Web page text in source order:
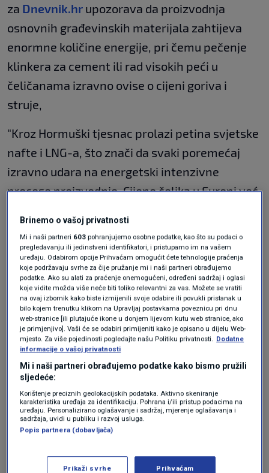
za Dnevnik.hr upozorava da proizvodnja
osnovnih građevinskih materijala zahtijeva
enormne količine energije, pri čemu pečenje
klinkera za cement ili rad visokih peći u
čeličanama izravno ovise o cijeni goriva i
struje,
"Kroz Hormuški tjesnac prolazi petina svjetske
nafte i LNG-a, što znači da svaki poremećaj
izravno udara na energetski intenzivne
procese proizvodnje. Cijene čelika u Europi već
nafte, jer energetski troškovi izravno pogađaju
visoke i električne lučne peći. Cement je još
osjetljiviji – pečenje klinkera troši ogromne
količine goriva, pa svaki skok cijena
energenata odmah mijenja proizvodnu cijenu",
ističe Perko.
stanove, evo koje su najtraženije
VIJESTI|20. tra.
Kako kupiti nekretninu u Zagrebu za
60 tisuća eura? "Odite u kvart i
nađite — poštara.."
Brinemo o vašoj privatnosti
Mi i naši partneri 603 pohranjujemo osobne podatke, kao što su podaci o
pregledavanju ili jedinstveni identifikatori, i pristupamo im na vašem
uređaju. Odabirom opcije Prihvaćam omogućit ćete tehnologije praćenja
koje podržavaju svrhe za čije pružanje mi i naši partneri obrađujemo
podatke. Ako su alati za praćenje onemogućeni, određeni sadržaj i oglasi
koje vidite možda više neće biti toliko relevantni za vas. Možete se vratiti
na ovaj izbornik kako biste izmijenili svoje odabire ili povukli pristanak u
bilo kojem trenutku klikom na Upravljaj postavkama poveznicu pri dnu
web-stranice [ili plutajuće ikone u donjem lijevom kutu web stranice, ako
je primjenjivo]. Vaši će se odabiri primijeniti kako je opisano u dijelu Web-
mjesto. Za više pojedinosti pogledajte našu Politiku privatnosti. Dodatne
informacije o vašoj privatnosti
Mi i naši partneri obrađujemo podatke kako bismo pružili
sljedeće:
Korištenje preciznih geolokacijskih podataka. Aktivno skeniranje
karakteristika uređaja za identifikaciju. Pohrana i/ili pristup podacima na
uređaju. Personalizirano oglašavanje i sadržaj, mjerenje oglašavanja i
sadržaja, uvidi u publiku i razvoj usluga.
Popis partnera (dobavljača)
Prikaži svrhe Prihvaćam